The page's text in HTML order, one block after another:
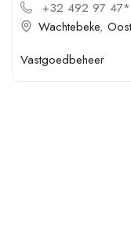
+32 492 97
Wachtebeke,
Vastgoedbeheer